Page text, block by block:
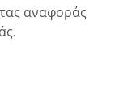
αναφοράς